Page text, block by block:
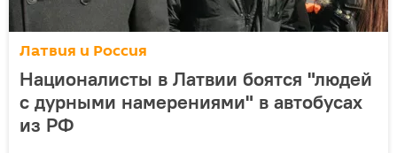
Латвия и Россия
Националисты в Латвии боятся "людей
с дурными намерениями" в автобусах
из РФ